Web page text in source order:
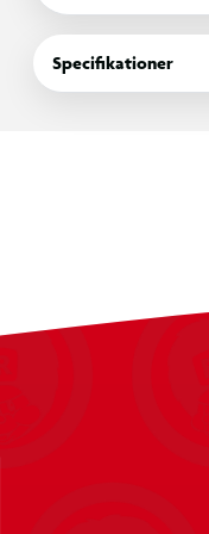
Specifikationer